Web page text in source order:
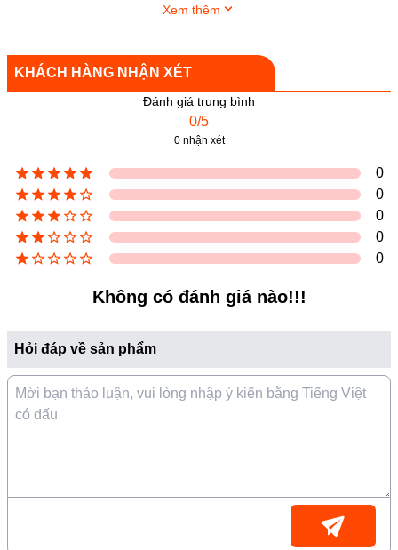
sinh động và độ nét tuyệt vời, nâng cao đáng kể từng chi
tiết trong mỗi khung hình.
*Hình ảnh chỉ mang tính chất minh họa
Công nghệ âm thanh
- Tivi Aqua 32 inch trang bị hệ thống loa
mang đến trải nghiệm âm thanh như ở rạp phim đến với
Xem thêm
KHÁCH HÀNG NHẬN XÉT
Đánh giá trung bình
0/5
0 nhận xét
0
0
0
0
0
Không có đánh giá nào!!!
Hỏi đáp về sản phẩm